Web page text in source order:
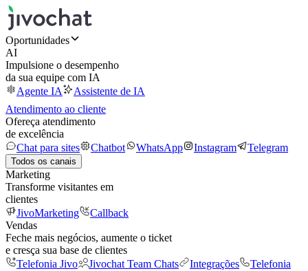
Oportunidades
AI
Impulsione o desempenho
da sua equipe com IA
Agente IA
Assistente de IA
Atendimento ao cliente
Ofereça atendimento
de excelência
Chat para sites
Chatbot WhatsApp Instagram Telegram
Todos os canais
Marketing
Transforme visitantes em
clientes
JivoMarketing
Callback
Vendas
Feche mais negócios, aumente o ticket
e cresça sua base de clientes
Telefonia Jivo
Jivochat Team Chats Integrações
Telefonia